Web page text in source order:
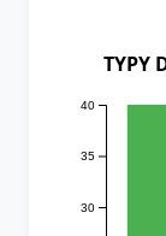
TYPY
30
35
40